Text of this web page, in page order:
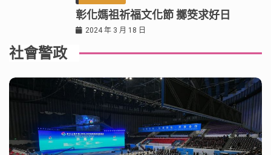
彰化媽祖祈福文化節 擲筊求好日
2024 年 3 月 18 日
社會警政